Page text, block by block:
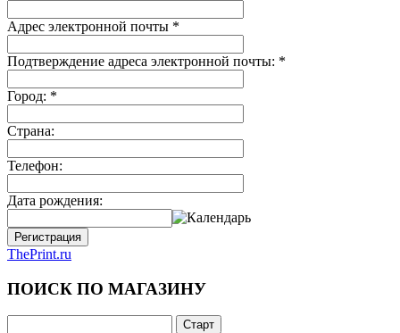
Адрес электронной почты *
Подтверждение адреса электронной почты: *
Город: *
Страна:
Телефон:
Дата рождения:
Регистрация
ThePrint.ru
ПОИСК ПО МАГАЗИНУ